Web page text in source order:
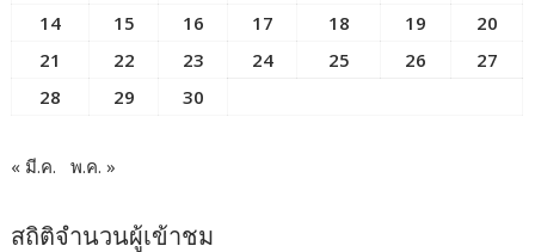
14
15 16 17 18 19
20
21
22 23 24 25 26
27
28
29 30
« มี.ค. พ.ค. »
สถิติจำนวนผู้เข้าชม